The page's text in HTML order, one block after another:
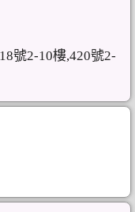
號2-10樓,420號2-